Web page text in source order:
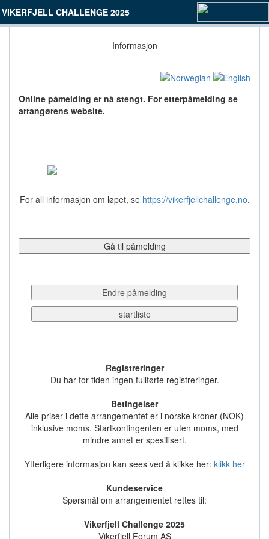
VIKERFJELL CHALLENGE 2025
Informasjon
Online påmelding er nå stengt. For etterpåmelding se
arrangørens website.
For all informasjon om løpet, se https://vikerfjellchallenge.no.
Gå til påmelding
Endre påmelding
startliste
Registreringer
Du har for tiden ingen fullførte registreringer.
Betingelser
Alle priser i dette arrangementet er i norske kroner (NOK)
inklusive moms. Startkontingenten er uten moms, med
mindre annet er spesifisert.
Ytterligere informasjon kan sees ved å klikke her: klikk her
Kundeservice
Spørsmål om arrangementet rettes til:
Vikerfjell Challenge 2025
Vikerfjell Forum AS